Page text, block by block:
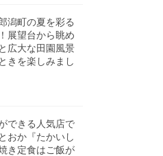
潟町の夏を彩る
展望台から眺め
広大な田園風景
きを楽しみまし
できる人気店で
おか『たかいし
き定食はご飯が